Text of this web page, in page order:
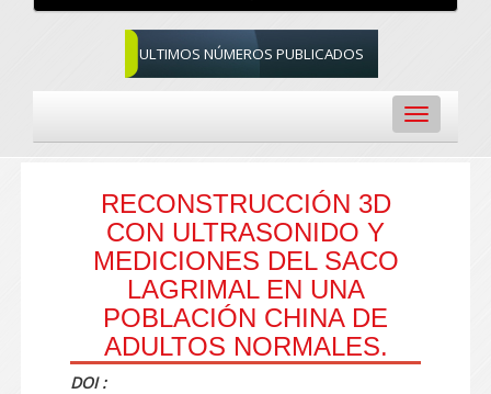
ULTIMOS NÚMEROS PUBLICADOS
Toggle
navigation
RECONSTRUCCIÓN 3D
CON ULTRASONIDO Y
MEDICIONES DEL SACO
LAGRIMAL EN UNA
POBLACIÓN CHINA DE
ADULTOS NORMALES.
DOI :